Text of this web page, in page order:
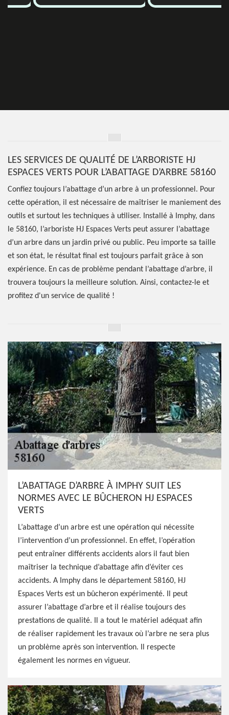
LES SERVICES DE QUALITÉ DE L’ARBORISTE HJ
ESPACES VERTS POUR L’ABATTAGE D’ARBRE 58160
Confiez toujours l’abattage d’un arbre à un professionnel. Pour
cette opération, il est nécessaire de maîtriser le maniement des
outils et surtout les techniques à utiliser. Installé à Imphy, dans
le 58160, l’arboriste HJ Espaces Verts peut assurer l’abattage
d’un arbre dans un jardin privé ou public. Peu importe sa taille
et son état, le résultat final est toujours parfait grâce à son
expérience. En cas de problème pendant l’abattage d’arbre, il
trouvera toujours la meilleure solution. Ainsi, contactez-le et
profitez d'un service de qualité !
L’ABATTAGE D’ARBRE À IMPHY SUIT LES
NORMES AVEC LE BÛCHERON HJ ESPACES
VERTS
L’abattage d’un arbre est une opération qui nécessite
l’intervention d’un professionnel. En effet, l’opération
peut entraîner différents accidents alors il faut bien
maîtriser la technique d’abattage afin d’éviter ces
accidents. A Imphy dans le département 58160, HJ
Espaces Verts est un bûcheron expérimenté. Il peut
assurer l’abattage d’arbre et il réalise toujours des
prestations de qualité. Il a tout le matériel adéquat afin
de réaliser rapidement les travaux où l’arbre ne sera plus
un problème après son intervention. Il respecte
également les normes en vigueur.